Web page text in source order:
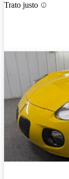
Trato justo